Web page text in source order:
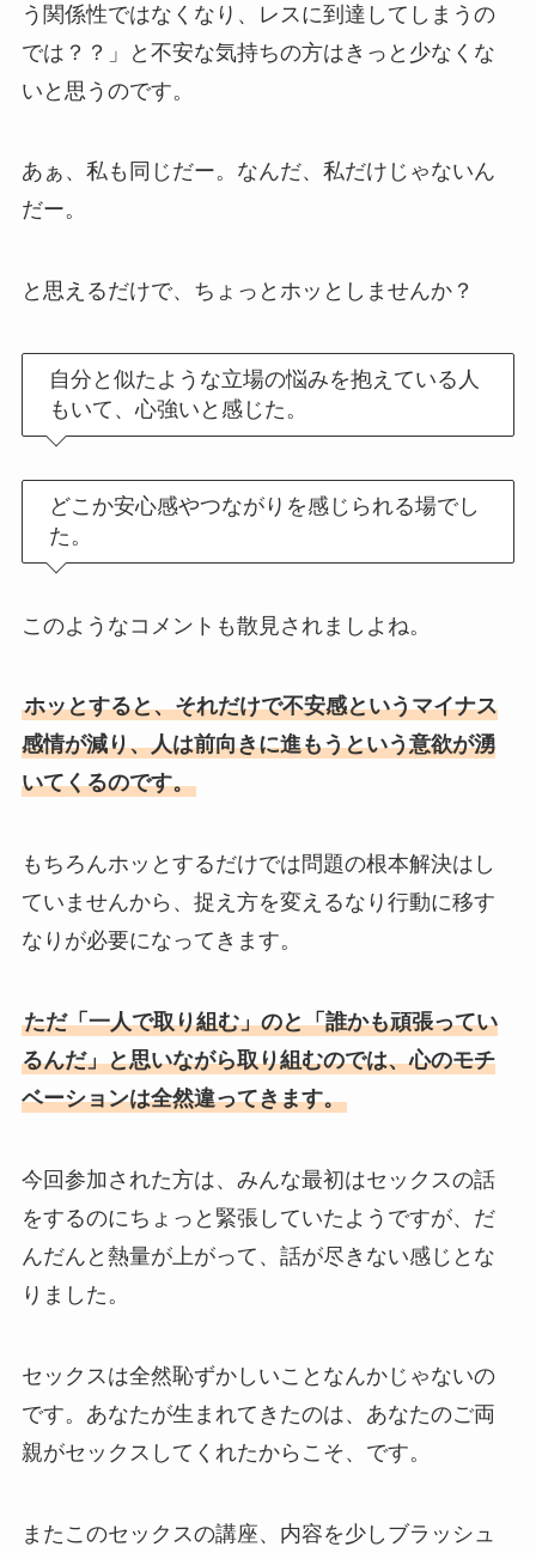
う関係性ではなくなり、レスに到達してしまうの
では？？」と不安な気持ちの方はきっと少なくな
いと思うのです。
あぁ、私も同じだー。なんだ、私だけじゃないん
だー。
と思えるだけで、ちょっとホッとしませんか？
自分と似たような立場の悩みを抱えている人
もいて、心強いと感じた。
どこか安心感やつながりを感じられる場でし
た。
このようなコメントも散見されましよね。
ホッとすると、それだけで不安感というマイナス
感情が減り、人は前向きに進もうという意欲が湧
いてくるのです。
もちろんホッとするだけでは問題の根本解決はし
ていませんから、捉え方を変えるなり行動に移す
なりが必要になってきます。
ただ「一人で取り組む」のと「誰かも頑張ってい
るんだ」と思いながら取り組むのでは、心のモチ
ベーションは全然違ってきます。
今回参加された方は、みんな最初はセックスの話
をするのにちょっと緊張していたようですが、だ
んだんと熱量が上がって、話が尽きない感じとな
りました。
セックスは全然恥ずかしいことなんかじゃないの
です。あなたが生まれてきたのは、あなたのご両
親がセックスしてくれたからこそ、です。
またこのセックスの講座、内容を少しブラッシュ